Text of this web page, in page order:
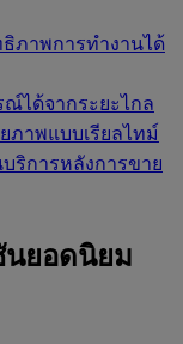
ภาพการทำงานได้
ณ์ได้จากระยะไกล
ภาพแบบเรียลไทม์
ริการหลังการขาย
ยอดนิยม